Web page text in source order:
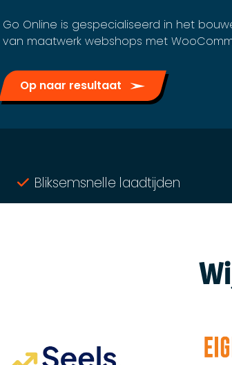
Go Online is gespecialiseerd in het
van maatwerk webshops met
Op naar resultaat
Bliksemsnelle laadtijden